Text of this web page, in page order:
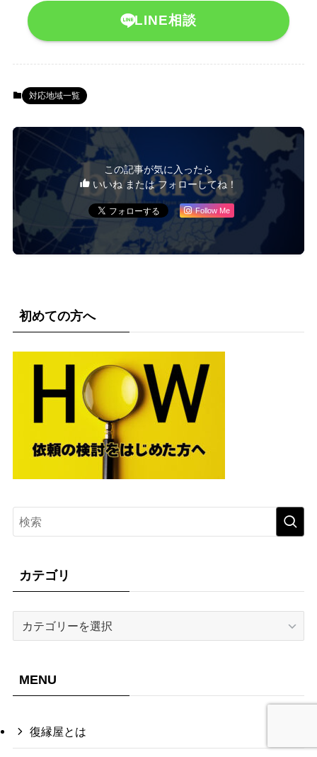
LINE相談
対応地域一覧
この記事が気に入ったら
いいね または フォローしてね！
Follow Me
初めての方へ
カテゴリ
MENU
復縁屋とは